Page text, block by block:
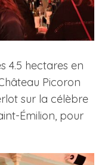
4.5 hectares en
Picoron
sur la célèbre
Émilion, pour